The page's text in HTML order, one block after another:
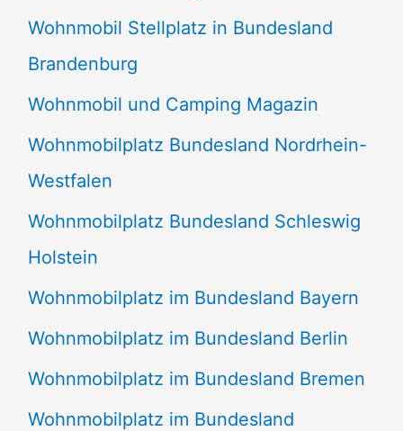
Wohnmobil Stellplatz in Bundesland
Brandenburg
Wohnmobil und Camping Magazin
Wohnmobilplatz Bundesland Nordrhein-
Westfalen
Wohnmobilplatz Bundesland Schleswig
Holstein
Wohnmobilplatz im Bundesland Bayern
Wohnmobilplatz im Bundesland Berlin
Wohnmobilplatz im Bundesland Bremen
Wohnmobilplatz im Bundesland